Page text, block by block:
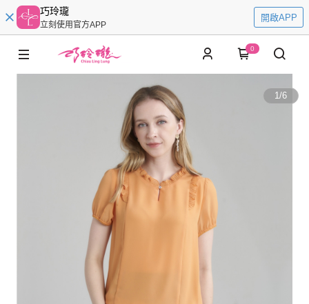
巧玲瓏
立刻使用官方APP
開啟APP
0
1/6